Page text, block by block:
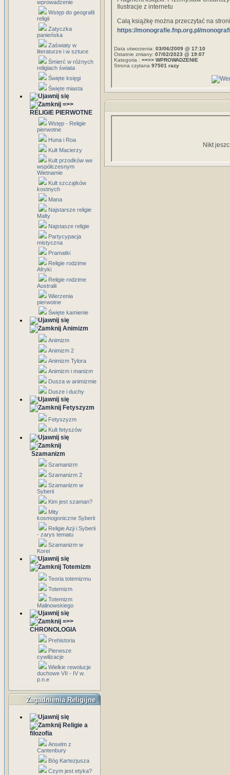
wprowadzenie
Wstęp do geografii
religii
Zatyczka
panieńska
Zaświaty w
literaturze i w sztuce
Śmierć w różnych
religiach świata
Święte księgi
Święte miasta
=>>
RELIGIE PIERWOTNE
Wstęp - Religie
pierwotne
Huna i Roa
Kult Macierzy
Kult przodków we
współczesnym
Wietnamie
Kult szczątków
kostnych
Mana
Najstarsze religie
Malty
Najstasze religie
Partycypacja
mistyczna
Pramatki
Religie rodzime
Afryki
Religie rodzime
Australii
Wierzenia
pierwotne
Święte kamienie
Animizm
Animizm
Animizm 2
Animizm Tylora
Animizm i manizm
Dusza w animizmie
Dusze i duchy
Fetyszyzm
Fetyszyzm
Kult fetyszów
Szamanizm
Szamanizm
Szamanizm 2
Szamanizm w
Syberii
Kim jest szaman?
Mity
kosmogoniczne Syberii
Religie Azji i Syberii
- zarys tematu
Szamanizm w
Korei
Totemizm
Teoria totemizmu
Totemizm
Totemizm
Malinowskiego
=>>
CHRONOLOGIA
Prehistoria
Pierwsze
cywilizacje
Wielkie rewolucje
duchowe VII - IV w.
p.n.e
Zagadnienia Religijne
Religie a
filozofia
Anselm z
Cantenbury
Bóg Kartezjusza
Czym jest etyka?
Ilustracje z internetu
Całą książkę można przeczytać na
https://monografie.fnp.org.pl/
Data utworzenia: 03/06/2009 @ 17:10
Ostatnie zmiany: 07/02/2023 @ 19:07
Kategoria : ==>> WPROWADZENIE
Strona czytana 97501 razy
Nikt